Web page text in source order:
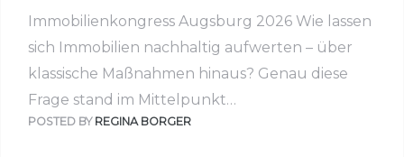
Immobilienkongress Augsburg 2026 Wie lassen
sich Immobilien nachhaltig aufwerten – über
klassische Maßnahmen hinaus? Genau diese
Frage stand im Mittelpunkt…
POSTED BY REGINA BORGER